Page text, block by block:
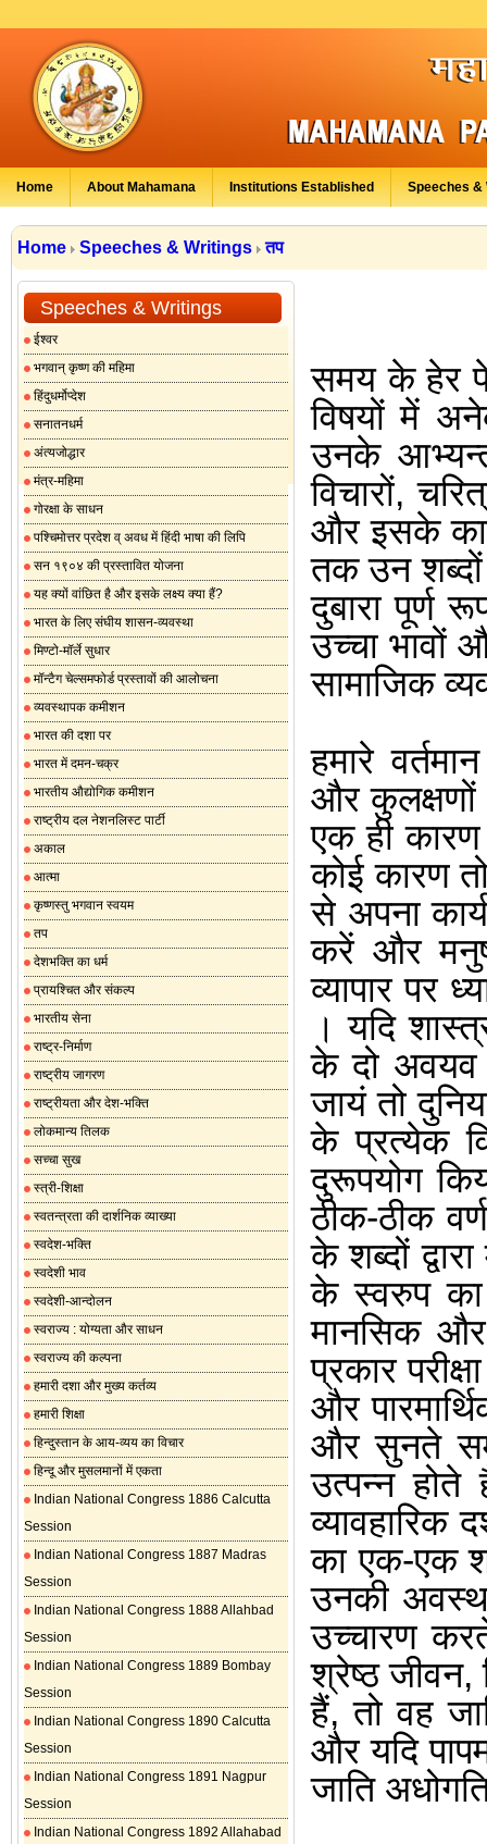
Home About Mahamana Institutions Established Speeches &
Home Speeches & Writings तप
Speeches & Writings
ईश्वर
भगवान् कृष्ण की महिमा
हिंदुधर्मोप्देश
सनातनधर्म
अंत्यजोद्धार
मंत्र-महिमा
गोरक्षा के साधन
पश्चिमोत्तर प्रदेश व् अवध में हिंदी भाषा की लिपि
सन १९०४ की प्रस्तावित योजना
यह क्यों वांछित है और इसके लक्ष्य क्या हैं?
भारत के लिए संघीय शासन-व्यवस्था
मिण्टो-मॉर्ले सुधार
मॉन्टैग चेल्समफोर्ड प्रस्तावों की आलोचना
व्यवस्थापक कमीशन
भारत की दशा पर
भारत में दमन-चक्र
भारतीय औद्योगिक कमीशन
राष्ट्रीय दल नेशनलिस्ट पार्टी
अकाल
आत्मा
कृष्णस्तु भगवान स्वयम
तप
देशभक्ति का धर्म
प्रायश्चित और संकल्प
भारतीय सेना
राष्ट्र-निर्माण
राष्ट्रीय जागरण
राष्ट्रीयता और देश-भक्ति
लोकमान्य तिलक
सच्चा सुख
स्त्री-शिक्षा
स्वतन्त्रता की दार्शनिक व्याख्या
स्वदेश-भक्ति
स्वदेशी भाव
स्वदेशी-आन्दोलन
स्वराज्य : योग्यता और साधन
स्वराज्य की कल्पना
हमारी दशा और मुख्य कर्तव्य
हमारी शिक्षा
हिन्दुस्तान के आय-व्यय का विचार
हिन्दू और मुसलमानों में एकता
Indian National Congress 1886 Calcutta
Session
Indian National Congress 1887 Madras
Session
Indian National Congress 1888 Allahbad
Session
Indian National Congress 1889 Bombay
Session
Indian National Congress 1890 Calcutta
Session
Indian National Congress 1891 Nagpur
Session
Indian National Congress 1892 Allahabad
समय के हेर
विषयों में
उनके
विचारों,
और इसके
तक उन शब्दों
दुबारा
उच्चा भावों
सामाजिक
हमारे
और
एक ही कारण
कोई कारण
से अपना
करें और
व्यापार पर
।यदि
के दो
जायं तो
के प्रत्येक
दुरूपयोग
ठीक-ठीक
के शब्दों
के स्वरुप
मानसिक
प्रकार
और
और सुनते
उत्पन्न
व्यावहारिक
का एक-एक
उनकी
उच्चारण
श्रेष्ठ जीवन,
हैं,तो वह
और यदि
जाति